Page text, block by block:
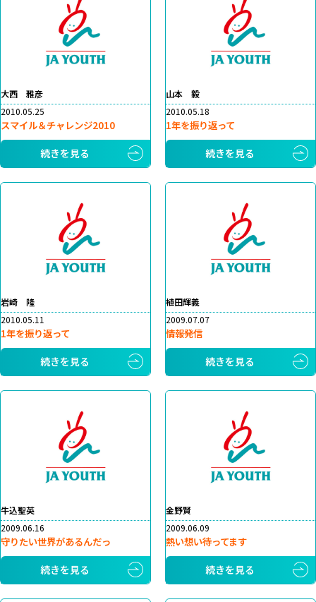
大西 雅彦
2010.05.25
スマイル＆チャレンジ2010
続きを見る
山本 毅
2010.05.18
1年を振り返って
続きを見る
岩崎 隆
2010.05.11
1年を振り返って
続きを見る
植田輝義
2009.07.07
情報発信
続きを見る
牛込聖英
2009.06.16
守りたい世界があるんだっ
続きを見る
金野賢
2009.06.09
熱い想い待ってます
続きを見る